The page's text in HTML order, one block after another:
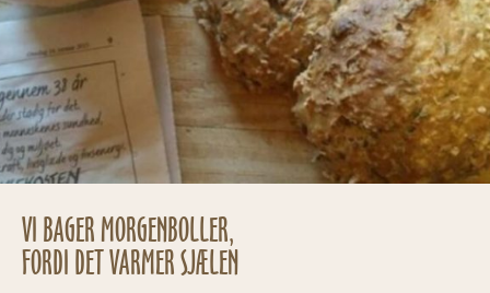
VI BAGER MORGENBOLLER,
FORDI DET VARMER SJÆLEN